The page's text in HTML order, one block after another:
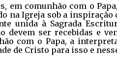
em comunhão com o
na Igreja sob a inspiração
unida à Sagrada
devem ser recebidas e
com o Papa, a
de Cristo para isso e